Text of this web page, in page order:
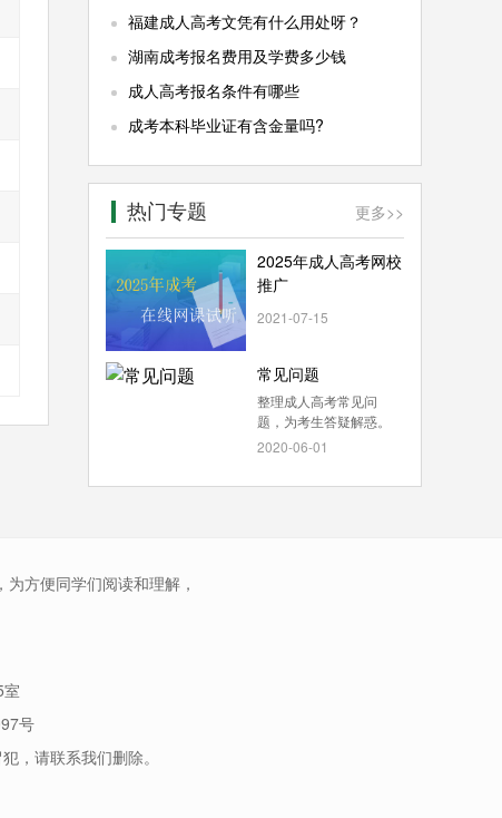
福建成人高考文凭有什么用处呀？
湖南成考报名费用及学费多少钱
成人高考报名条件有哪些
成考本科毕业证有含金量吗?
热门专题 更多>>
2025年成人高考网校
推广
2021-07-15
常见问题
整理成人高考常见问
题，为考生答疑解惑。
2020-06-01
方便同学们阅读和理解，
号
，请联系我们删除。